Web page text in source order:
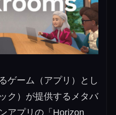
ゲーム（アプリ）とし
ク）が提供するメタバ
アプリの「Horizon